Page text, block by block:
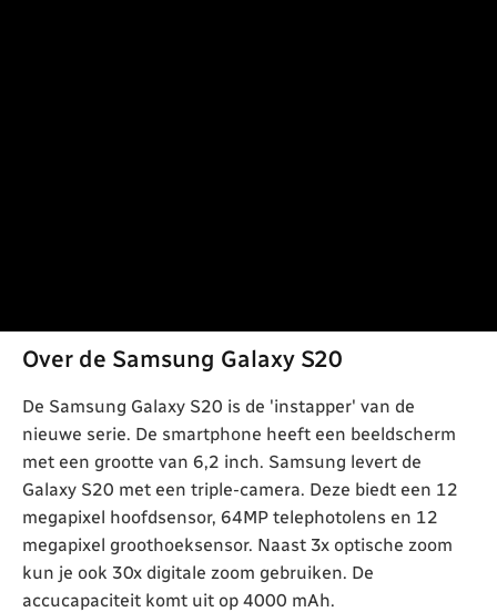
Over de Samsung Galaxy S20
De Samsung Galaxy S20 is de 'instapper' van de
nieuwe serie. De smartphone heeft een beeldscherm
met een grootte van 6,2 inch. Samsung levert de
Galaxy S20 met een triple-camera. Deze biedt een 12
megapixel hoofdsensor, 64MP telephotolens en 12
megapixel groothoeksensor. Naast 3x optische zoom
kun je ook 30x digitale zoom gebruiken. De
accucapaciteit komt uit op 4000 mAh.